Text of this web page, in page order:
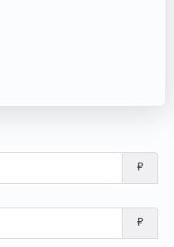
₽
₽